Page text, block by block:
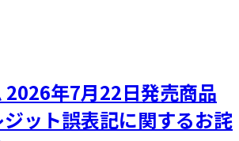
2026年7月22日発売商品
ット誤表記に関するお詫